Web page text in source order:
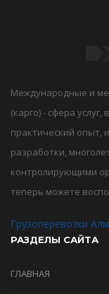
Международные и
(карго) - сфера
практический опыт,
разработки,
контролирующими
теперь можете
Грузоперевозки
РАЗДЕЛЫ САЙТА
ГЛАВНАЯ